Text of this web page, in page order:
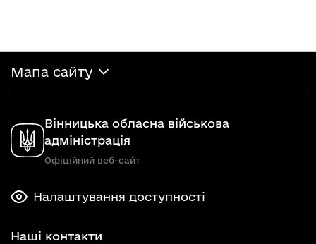
Мапа сайту
Вінницька обласна військова
адміністрація
Офіційний веб-сайт
Налаштування доступності
Наші контакти